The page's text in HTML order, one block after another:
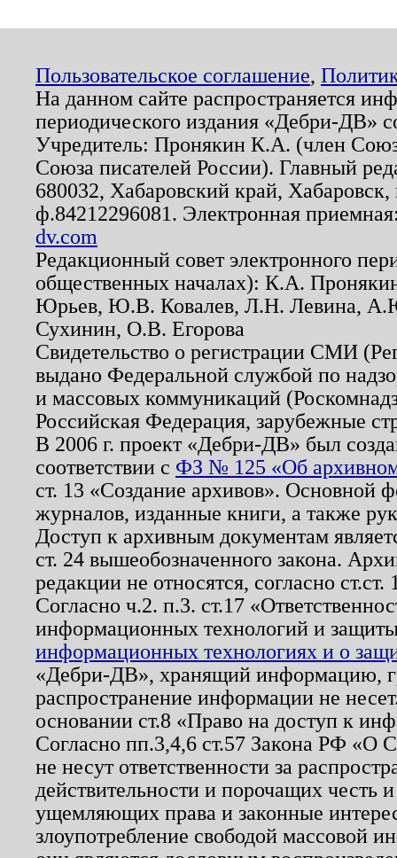
Пользовательское соглашение,
На данном сайте распространяется
периодического издания «Дебри-ДВ»
Учредитель: Пронякин К.А. (член
Союза писателей России). Главный
680032, Хабаровский край,
ф.84212296081. Электронная
dv.com
Редакционный совет электронного
общественных началах): К.А.
Юрьев, Ю.В. Ковалев, Л.Н. Левина,
Сухинин, О.В. Егорова
Свидетельство о регистрации СМИ
выдано Федеральной службой по
и массовых коммуникаций
Российская Федерация, зарубежные
В 2006 г. проект «Дебри-ДВ» был
соответствии с ФЗ № 125 «Об
ст. 13 «Создание архивов». Основной
журналов, изданные книги, а также
Доступ к архивным документам
ст. 24 вышеобозначенного закона.
редакции не относятся, согласно
Согласно ч.2. п.3. ст.17
информационных технологий и
информационных технологиях и о
«Дебри-ДВ», хранящий информацию,
распространение информации не
основании ст.8 «Право на доступ к
Согласно пп.3,4,6 ст.57 Закона РФ «О
не несут ответственности за
действительности и порочащих честь
ущемляющих права и законные
злоупотребление свободой массовой